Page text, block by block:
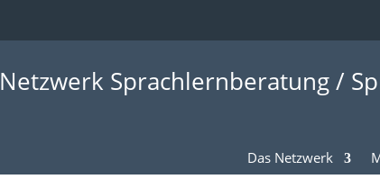
Netzwerk Sprachlernberatung /
Das Netzwerk